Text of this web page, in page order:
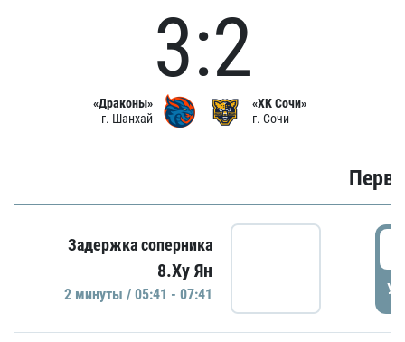
«Драконы»
г. Шанхай
3:2
«ХК Сочи»
г. Сочи
Задержка соперника
8.Ху Ян
2 минуты / 05:41 - 07:41